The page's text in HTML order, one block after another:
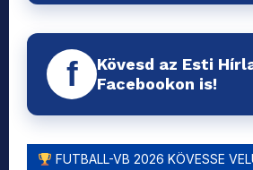
f
Kövesd az Esti
Facebookon is!
FUTBALL-VB 2026 KÖVESSE